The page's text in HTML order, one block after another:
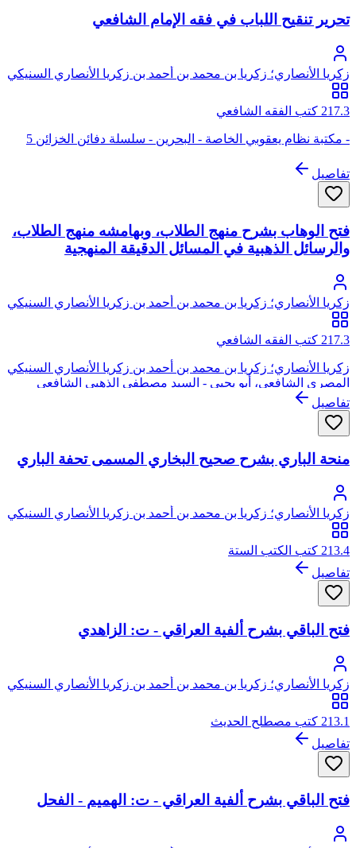
تحرير تنقيح اللباب في فقه الإمام الشافعي
زكريا الأنصاري؛ زكريا بن محمد بن أحمد بن زكريا الأنصاري السنيكي
المصري الشافعي، أبو يحيى
217.3 كتب الفقه الشافعي
- مكتبة نظام يعقوبي الخاصة - البحرين - سلسلة دفائن الخزائن 5
تفاصيل
فتح الوهاب بشرح منهج الطلاب، وبهامشه منهج الطلاب،
والرسائل الذهبية في المسائل الدقيقة المنهجية
زكريا الأنصاري؛ زكريا بن محمد بن أحمد بن زكريا الأنصاري السنيكي
المصري الشافعي، أبو يحيى
217.3 كتب الفقه الشافعي
زكريا الأنصاري؛ زكريا بن محمد بن أحمد بن زكريا الأنصاري السنيكي
المصري الشافعي، أبو يحيى - السيد مصطفى الذهبي الشافعي
تفاصيل
منحة الباري بشرح صحيح البخاري المسمى تحفة الباري
زكريا الأنصاري؛ زكريا بن محمد بن أحمد بن زكريا الأنصاري السنيكي
المصري الشافعي، أبو يحيى
213.4 كتب الكتب الستة
تفاصيل
فتح الباقي بشرح ألفية العراقي - ت: الزاهدي
زكريا الأنصاري؛ زكريا بن محمد بن أحمد بن زكريا الأنصاري السنيكي
المصري الشافعي، أبو يحيى
213.1 كتب مصطلح الحديث
تفاصيل
فتح الباقي بشرح ألفية العراقي - ت: الهميم - الفحل